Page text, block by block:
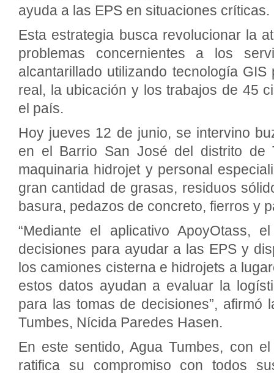
ayuda a las EPS en situaciones críticas.
Esta estrategia busca revolucionar la
problemas concernientes a los
alcantarillado utilizando tecnología
real, la ubicación y los trabajos de 45
el país.
Hoy jueves 12 de junio, se intervino
en el Barrio San José del distrito de
maquinaria hidrojet y personal
gran cantidad de grasas, residuos
basura, pedazos de concreto, fierros y
“Mediante el aplicativo ApoyOtass,
decisiones para ayudar a las EPS y
los camiones cisterna e hidrojets a
estos datos ayudan a evaluar la
para las tomas de decisiones”, afirmó
Tumbes, Nícida Paredes Hasen.
En este sentido, Agua Tumbes, con
ratifica su compromiso con todos